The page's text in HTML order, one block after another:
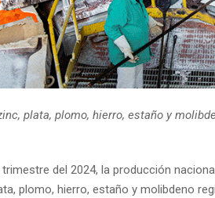
plata, plomo, hierro, estaño y
del 2024, la producción
plomo, hierro, estaño y molibdeno